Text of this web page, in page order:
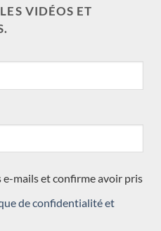
VIDÉOS ET
e-mails et confirme avoir pris
de confidentialité et